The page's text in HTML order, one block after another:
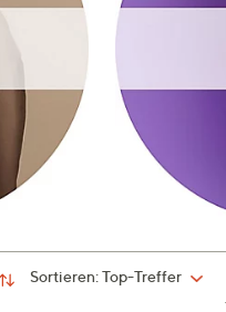
Sortieren:Top-Treffer